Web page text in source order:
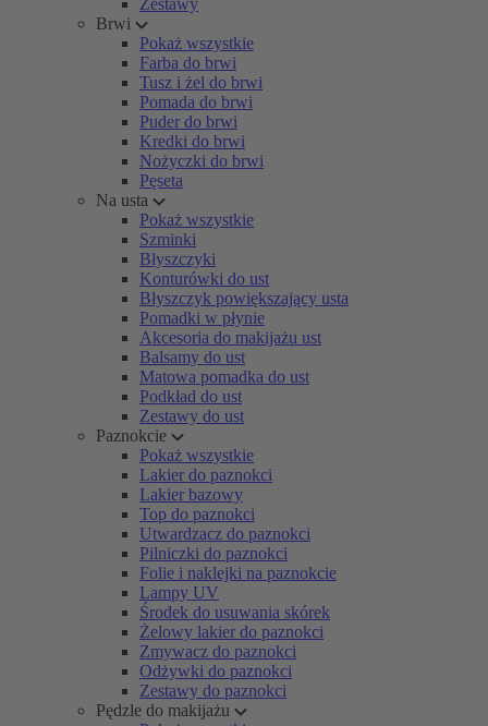
Zestawy
Brwi
Pokaż wszystkie
Farba do brwi
Tusz i żel do brwi
Pomada do brwi
Puder do brwi
Kredki do brwi
Nożyczki do brwi
Pęseta
Na usta
Pokaż wszystkie
Szminki
Błyszczyki
Konturówki do ust
Błyszczyk powiększający usta
Pomadki w płynie
Akcesoria do makijażu ust
Balsamy do ust
Matowa pomadka do ust
Podkład do ust
Zestawy do ust
Paznokcie
Pokaż wszystkie
Lakier do paznokci
Lakier bazowy
Top do paznokci
Utwardzacz do paznokci
Pilniczki do paznokci
Folie i naklejki na paznokcie
Lampy UV
Środek do usuwania skórek
Żelowy lakier do paznokci
Zmywacz do paznokci
Odżywki do paznokci
Zestawy do paznokci
Pędzle do makijażu